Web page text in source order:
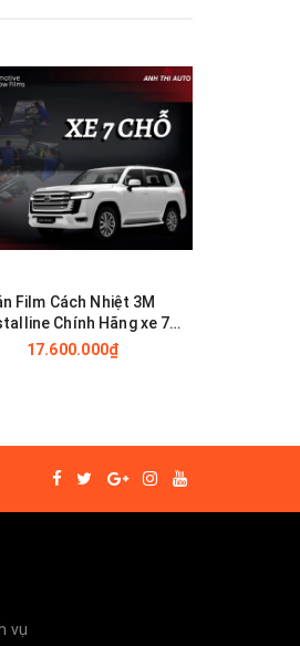
Film Cách Nhiệt 3M
Chính Hãng xe 7
chỗ
17.600.000₫
vụ